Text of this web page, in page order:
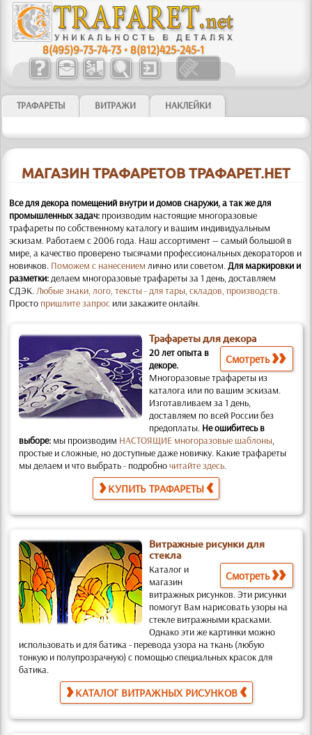
8(495)9-73-74-73 •8(812)425-245-1
ТРАФАРЕТЫ ВИТРАЖИ НАКЛЕЙКИ
МАГАЗИН ТРАФАРЕТОВ ТРАФАРЕТ.НЕТ
Все для декора помещений внутри и домов снаружи, а так же для
промышленных задач: производим настоящие многоразовые
трафареты по собственному каталогу и вашим индивидуальным
эскизам. Работаем с 2006 года. Наш ассортимент — самый большой в
мире, а качество проверено тысячами профессиональных декораторов и
новичков. Поможем с нанесением лично или советом.Для маркировки и
разметки:делаем многоразовые трафареты за 1 день, доставляем
СДЭК.Любые знаки, лого, тексты - для тары, складов, производств.
Просто пришлите запрос или закажите онлайн.
Трафареты для декора
Смотреть
20 лет опыта в
декоре.
Многоразовые трафареты из
каталога или по вашим эскизам.
Изготавливаем за 1 день,
доставляем по всей России без
предоплаты. Не ошибитесь в
выборе: мы производим НАСТОЯЩИЕ многоразовые шаблоны,
простые и слож­ные, но доступные даже новичку. Какие трафареты
мы делаем и что выбрать - подробночитайте здесь.
КУПИТЬ ТРАФАРЕТЫ
Витражные рисунки для
стекла
Смотреть
Каталог и
магазин
витражных рисунков.Эти рисунки
помогут Вам нарисовать узоры на
стекле витражными красками.
Однако эти же картинки можно
использовать и для батика- перевода узора на ткань (любую
тонкую и полупрозрачную) с помощью специальных красок для
батика.
КАТАЛОГ ВИТРАЖНЫХ РИСУНКОВ